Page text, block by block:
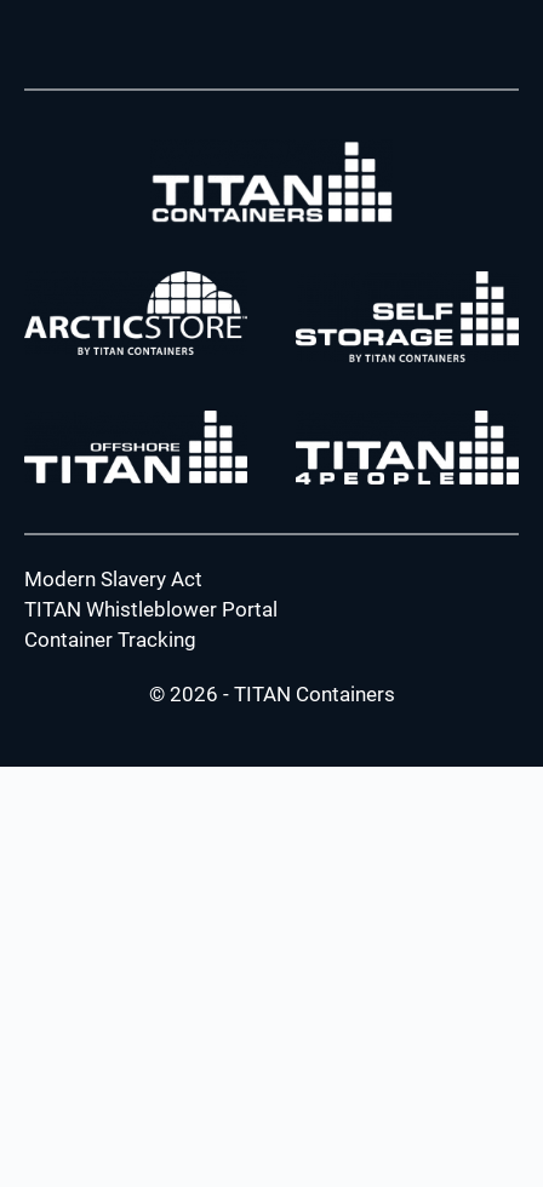
Modern Slavery Act
TITAN Whistleblower Portal
Container Tracking
© 2026 - TITAN Containers